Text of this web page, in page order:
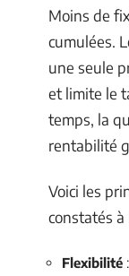
Moins de
cumulées.
une seule
et limite le
temps, la
rentabilité
Voici les
constatés à
Flexibilité